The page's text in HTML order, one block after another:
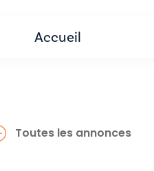
Accueil
Toutes les annonces